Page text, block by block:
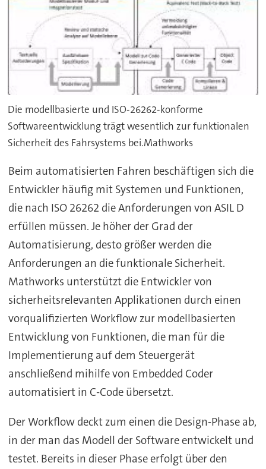
Die modellbasierte und ISO-26262-konforme
Softwareentwicklung trägt wesentlich zur funktionalen
Sicherheit des Fahrsystems bei.Mathworks
Beim automatisierten Fahren beschäftigen sich die
Entwickler häufig mit Systemen und Funktionen,
die nach ISO 26262 die Anforderungen von ASIL D
erfüllen müssen. Je höher der Grad der
Automatisierung, desto größer werden die
Anforderungen an die funktionale Sicherheit.
Mathworks unterstützt die Entwickler von
sicherheitsrelevanten Applikationen durch einen
vorqualifizierten Workflow zur modellbasierten
Entwicklung von Funktionen, die man für die
Implementierung auf dem Steuergerät
anschließend mihilfe von Embedded Coder
automatisiert in C-Code übersetzt.
Der Workflow deckt zum einen die Design-Phase ab,
in der man das Modell der Software entwickelt und
testet. Bereits in dieser Phase erfolgt über den